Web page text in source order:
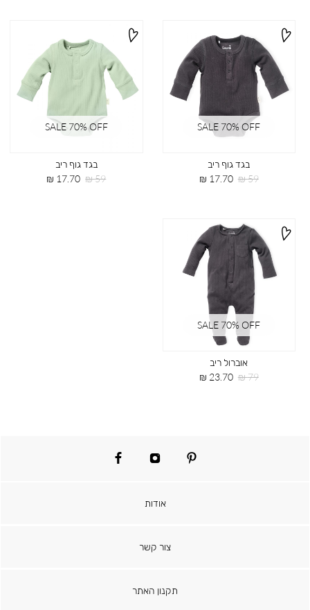
SALE 70% OFF
בגד גוף ריב
מחיר
17.70 ₪
מחיר
59 ₪
SALE 70% OFF
בגד גוף ריב
מחיר
17.70 ₪
מחיר
59 ₪
SALE 70% OFF
אוברול ריב
מחיר
23.70 ₪
מחיר
79 ₪
pinterest
instagram
facebook
אודות
צור קשר
תקנון האתר